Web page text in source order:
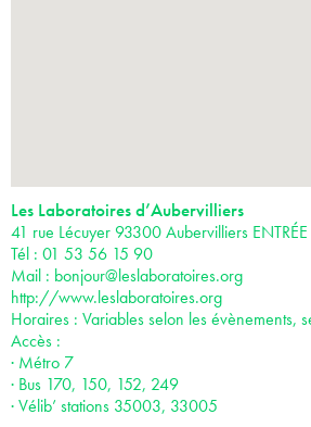
Les Laboratoires d’Aubervilliers
41 rue Lécuyer 93300 Aubervilliers ENTRÉE
Tél : 01 53 56 15 90
Mail : bonjour@leslaboratoires.org
http://www.leslaboratoires.org
Horaires : Variables selon les évènements,
Accès :
· Métro 7
· Bus 170, 150, 152, 249
· Vélib’ stations 35003, 33005